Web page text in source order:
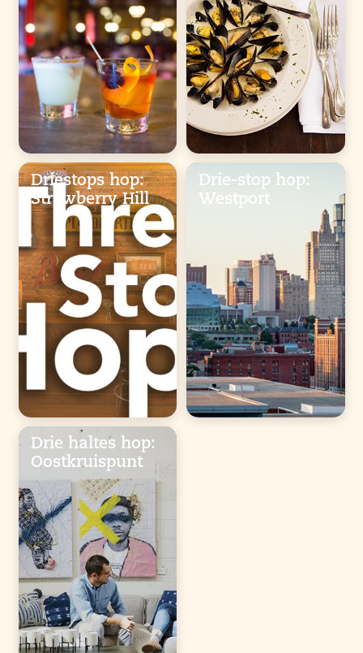
Driestops hop:
Strawberry Hill
Drie-stop hop:
Westport
Drie haltes hop:
Oostkruispunt